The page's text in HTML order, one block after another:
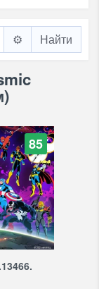
⚙️
85